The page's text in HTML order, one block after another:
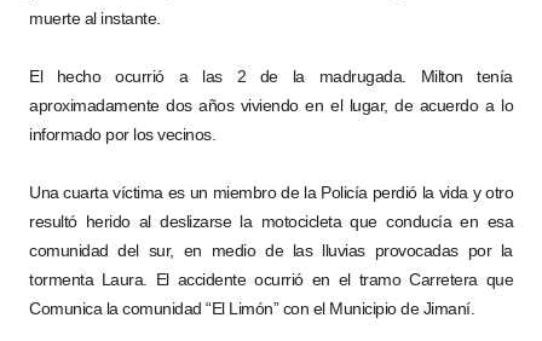
muerte al instante.
El hecho ocurrió a las 2 de la madrugada. Milton tenía
aproximadamente dos años viviendo en el lugar, de acuerdo a lo
informado por los vecinos.
Una cuarta víctima es un miembro de la Policía perdió la vida y otro
resultó herido al deslizarse la motocicleta que conducía en esa
comunidad del sur, en medio de las lluvias provocadas por la
tormenta Laura. El accidente ocurrió en el tramo Carretera que
Comunica la comunidad “El Limón” con el Municipio de Jimaní.